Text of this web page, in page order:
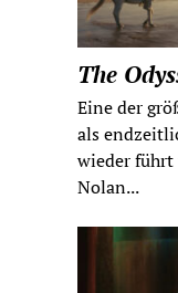
The
Eine der
als
wieder
Nolan...